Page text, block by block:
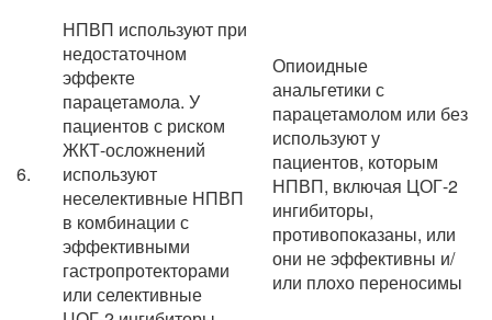
6.
НПВП используют при
недостаточном
эффекте
парацетамола. У
пациентов с риском
ЖКТ-осложнений
используют
неселективные НПВП
в комбинации с
эффективными
гастропротекторами
или селективные
Опиоидные
анальгетики с
парацетамолом или без
используют у
пациентов, которым
НПВП, включая ЦОГ-2
ингибиторы,
противопоказаны, или
они не эффективны и/
или плохо переносимы